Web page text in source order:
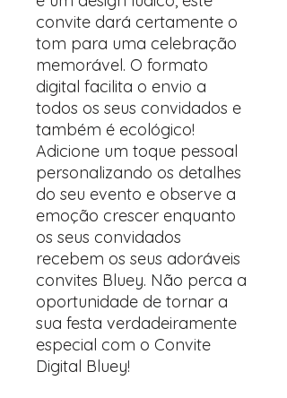
convite dará certamente o
tom para uma celebração
memorável. O formato
digital facilita o envio a
todos os seus convidados e
também é ecológico!
Adicione um toque pessoal
personalizando os detalhes
do seu evento e observe a
emoção crescer enquanto
os seus convidados
recebem os seus adoráveis ​​
convites Bluey. Não perca a
oportunidade de tornar a
sua festa verdadeiramente
especial com o Convite
Digital Bluey!